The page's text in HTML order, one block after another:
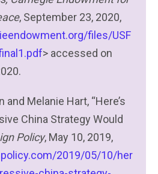
, September 23, 2020,
files/USF
> accessed on
and Melanie Hart, “Here’s
China Strategy Would
Policy, May 10, 2019,
2019/05/10/her